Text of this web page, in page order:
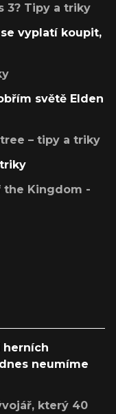
3? Tipy a triky
se vyplatí koupit,
světě Elden
– tipy a triky
the Kingdom -
herních
neumíme
který 40